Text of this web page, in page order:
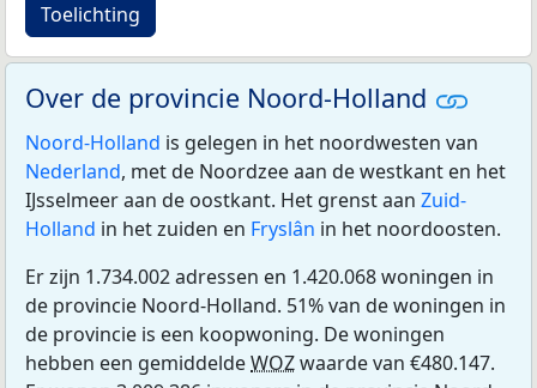
Toelichting
Over de provincie Noord-Holland
Noord-Holland is gelegen in het noordwesten van
Nederland, met de Noordzee aan de westkant en het
IJsselmeer aan de oostkant. Het grenst aan Zuid-
Holland in het zuiden en Fryslân in het noordoosten.
Er zijn 1.734.002 adressen en 1.420.068 woningen in
de provincie Noord-Holland. 51% van de woningen in
de provincie is een koopwoning. De woningen
hebben een gemiddeldeWOZwaarde van €480.147.